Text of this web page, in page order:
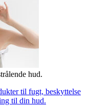
hud.
til fugt, beskyttelse
til din hud.